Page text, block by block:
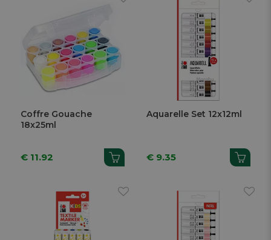
Coffre Gouache
18x25ml
€ 11.92
Aquarelle Set 12x12ml
€ 9.35